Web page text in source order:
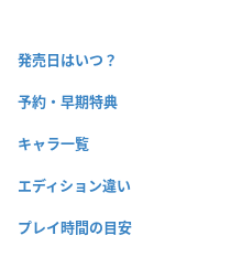
発売日はいつ？
予約・早期特典
キャラ一覧
エディション違い
プレイ時間の目安